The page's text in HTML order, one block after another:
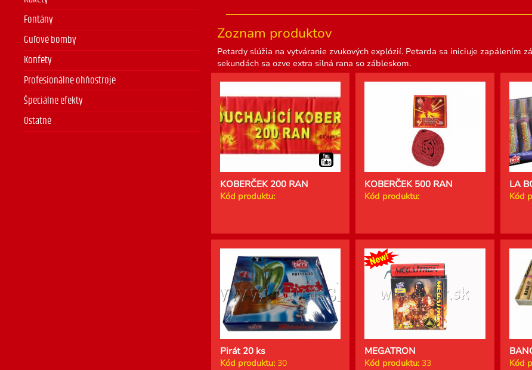
Fontány
Guľové bomby
Konfety
Profesionálne ohňostroje
Špeciálne efekty
Ostatné
Zoznam produktov
Petardy slúžia na vytváranie zvukových explózií. Petarda sa iniciuje zapálením
sekundách sa ozve extra silná rana so zábleskom.
KOBERČEK 200 RAN
Kód produktu:
KOBERČEK 500 RAN
Kód produktu:
LA
Kód
Pirát 20 ks
Kód produktu:30
MEGATRON
Kód produktu: 33 Kód